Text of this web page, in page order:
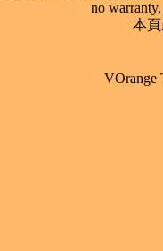
no
本
VOrange